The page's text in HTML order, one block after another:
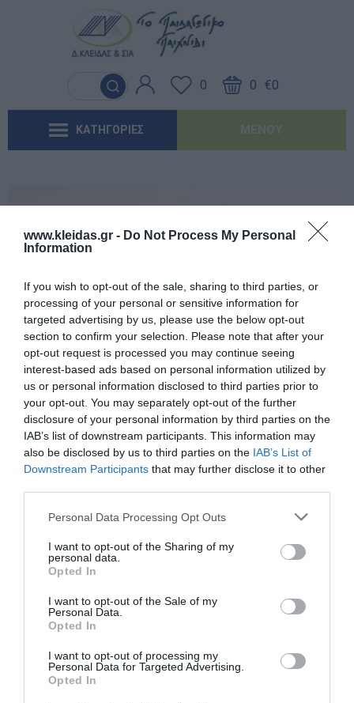
www.kleidas.gr - Do Not Process My Personal
Information
If you wish to opt-out of the sale, sharing to third parties, or
processing of your personal or sensitive information for
targeted advertising by us, please use the below opt-out
section to confirm your selection. Please note that after your
opt-out request is processed you may continue seeing
interest-based ads based on personal information utilized by
us or personal information disclosed to third parties prior to
your opt-out. You may separately opt-out of the further
disclosure of your personal information by third parties on the
IAB’s list of downstream participants. This information may
also be disclosed by us to third parties on the IAB’s List of
Downstream Participants that may further disclose it to other
Personal Data Processing Opt Outs
I want to opt-out of the Sharing of my
personal data.
Opted In
I want to opt-out of the Sale of my
Personal Data.
Opted In
I want to opt-out of processing my
Personal Data for Targeted Advertising.
Opted In
0 0 €0
ΚΑΤΗΓΟΡΙΕΣ ΜΕΝΟΎ
Εγγεγραμμένος πελάτης
Θυμήσου με
Γλώσσα & Γραφή
Ανακαλύπτοντας τα Μαθηματικά
Φυσικές Επιστήμες
Λογοθεραπεία
Προβλήματα Όρασης
Βασικός εξοπλισμός & Μονάδες
Χειροτεχνία
Χορός & Θέατρο
Παιχνίδια Κήπου
Επαγγελματικές Παιδικές Χαρές
Συνθέσεις Παιδικής Χαράς για ΑμεΑ
Ιδέες για τα Χριστούγεννα
Ιδέες για τις Απόκριες
Ιδέες για το Πάσχα
Έντυπα-Βιβλία Παιδικών Σταθμων
Έντυπα-Βιβλία Νηπιαγωγείων
Έντυπα-Βιβλία Δημοτικών
'Έντυπα-Βιβλία Σχολικών Επιτροπών
Αναμνηστικά Νηπιαγωγείων